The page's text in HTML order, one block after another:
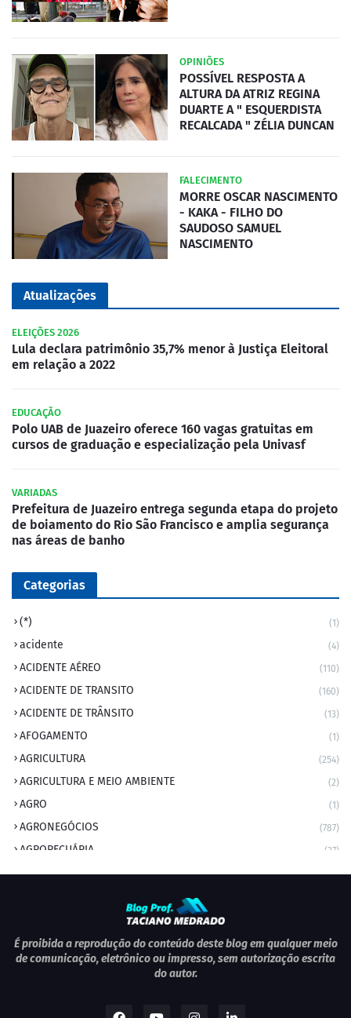
OPINIÕES
POSSÍVEL RESPOSTA A
ALTURA DA ATRIZ REGINA
DUARTE A " ESQUERDISTA
RECALCADA " ZÉLIA DUNCAN
FALECIMENTO
MORRE OSCAR NASCIMENTO
- KAKA - FILHO DO
SAUDOSO SAMUEL
NASCIMENTO
Atualizações
ELEIÇÕES 2026
Lula declara patrimônio 35,7% menor à Justiça Eleitoral
em relação a 2022
EDUCAÇÃO
Polo UAB de Juazeiro oferece 160 vagas gratuitas em
cursos de graduação e especialização pela Univasf
VARIADAS
Prefeitura de Juazeiro entrega segunda etapa do projeto
de boiamento do Rio São Francisco e amplia segurança
nas áreas de banho
Categorias
(*) (1)
acidente (4)
ACIDENTE AÉREO (110)
ACIDENTE DE TRANSITO (160)
ACIDENTE DE TRÂNSITO (13)
AFOGAMENTO (1)
AGRICULTURA (254)
AGRICULTURA E MEIO AMBIENTE (2)
AGRO (1)
AGRONEGÓCIOS (787)
AGROPECUÁRIA (37)
AMBIENTE (9)
ANIVERSÁRIO DA CIDADE
ANIVERSÁRIOS (1)
APEXBRASIL (1)
É proibida a reprodução do conteúdo deste blog em qualquer meio
de comunicação, eletrônico ou impresso, sem autorização escrita
do autor.